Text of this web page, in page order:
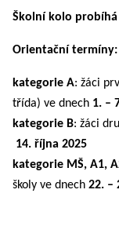
Školní kolo
Orientační termíny:
kategorie A: žáci
třída) ve dnech 1. –
kategorie B: žáci
14. října 2025
kategorie MŠ, A1,
školy ve dnech 22. –